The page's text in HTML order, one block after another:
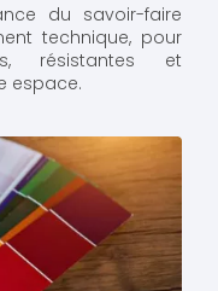
du savoir-faire
technique, pour
résistantes et
espace.